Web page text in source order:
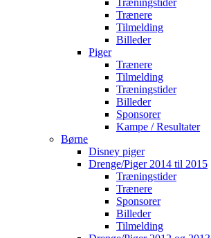
Træningstider
Trænere
Tilmelding
Billeder
Piger
Trænere
Tilmelding
Træningstider
Billeder
Sponsorer
Kampe / Resultater
Børne
Disney piger
Drenge/Piger 2014 til 2015
Træningstider
Trænere
Sponsorer
Billeder
Tilmelding